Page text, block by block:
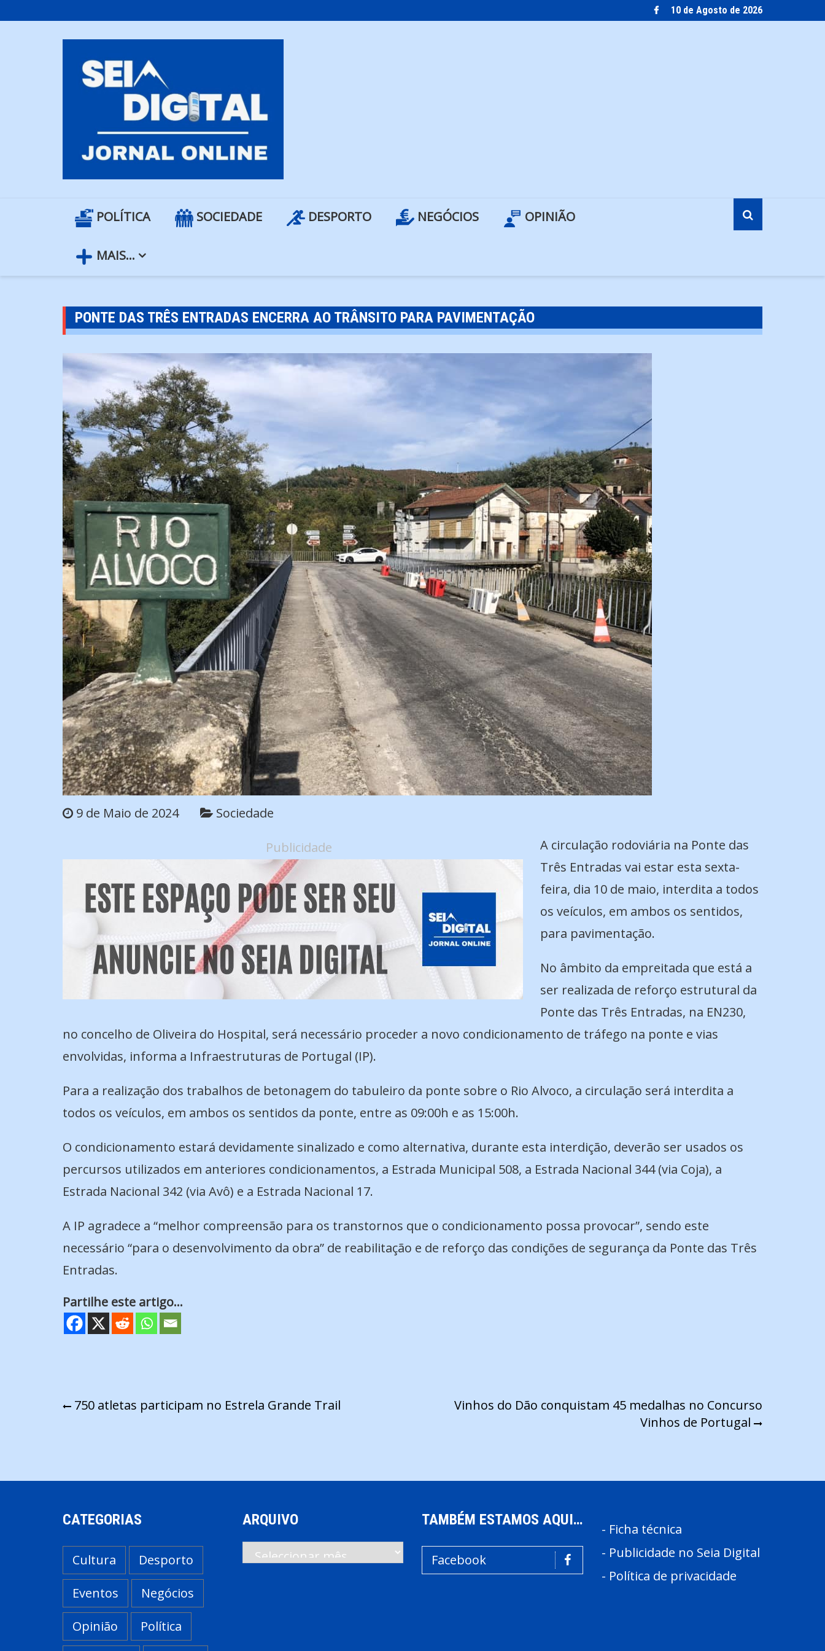
to
10 de Agosto de 2026
POLÍTICA SOCIEDADE DESPORTO NEGÓCIOS OPINIÃO
MAIS…
PONTE DAS TRÊS ENTRADAS ENCERRA AO TRÂNSITO PARA PAVIMENTAÇÃO
9 de Maio de 2024 Sociedade
Publicidade
A circulação rodoviária na Ponte das
Três Entradas vai estar esta sexta-
feira, dia 10 de maio, interdita a todos
os veículos, em ambos os sentidos,
para pavimentação.
No âmbito da empreitada que está a
ser realizada de reforço estrutural da
Ponte das Três Entradas, na EN230,
no concelho de Oliveira do Hospital, será necessário proceder a novo condicionamento de tráfego na ponte e vias
envolvidas, informa a Infraestruturas de Portugal (IP).
Para a realização dos trabalhos de betonagem do tabuleiro da ponte sobre o Rio Alvoco, a circulação será interdita a
todos os veículos, em ambos os sentidos da ponte, entre as 09:00h e as 15:00h.
O condicionamento estará devidamente sinalizado e como alternativa, durante esta interdição, deverão ser usados os
percursos utilizados em anteriores condicionamentos, a Estrada Municipal 508, a Estrada Nacional 344 (via Coja), a
Estrada Nacional 342 (via Avô) e a Estrada Nacional 17.
A IP agradece a “melhor compreensão para os transtornos que o condicionamento possa provocar”, sendo este
necessário “para o desenvolvimento da obra” de reabilitação e de reforço das condições de segurança da Ponte das Três
Entradas.
Partilhe este artigo...
Navegação
750 atletas participam no Estrela Grande Trail
Vinhos do Dão conquistam 45 medalhas no Concurso
Vinhos de Portugal
CATEGORIAS
Cultura
Desporto
Eventos
Negócios
Opinião
Política
ARQUIVO
Arquivo
TAMBÉM ESTAMOS AQUI…
Facebook
- Ficha técnica
- Publicidade no Seia Digital
- Política de privacidade